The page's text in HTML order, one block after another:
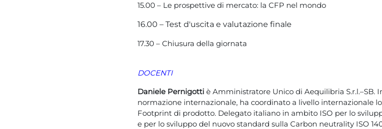
15.00 – Le prospettive di mercato: la CFP nel mondo
16.00 – Test d'uscita e valutazione finale
17.30 – Chiusura della giornata
DOCENTI
Daniele Pernigotti è Amministratore Unico di Aequilibria S.r.l.–SB.
normazione internazionale, ha coordinato a livello internazionale
Footprint di prodotto. Delegato italiano in ambito ISO per lo
e per lo sviluppo del nuovo standard sulla Carbon neutrality ISO